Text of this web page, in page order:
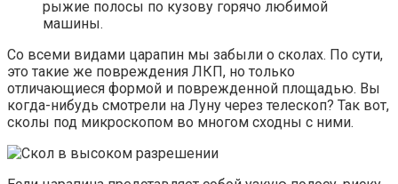
рыжие полосы по кузову горячо любимой
машины.
Со всеми видами царапин мы забыли о сколах. По сути,
это такие же повреждения ЛКП, но только
отличающиеся формой и поврежденной площадью. Вы
когда-нибудь смотрели на Луну через телескоп? Так вот,
сколы под микроскопом во многом сходны с ними.